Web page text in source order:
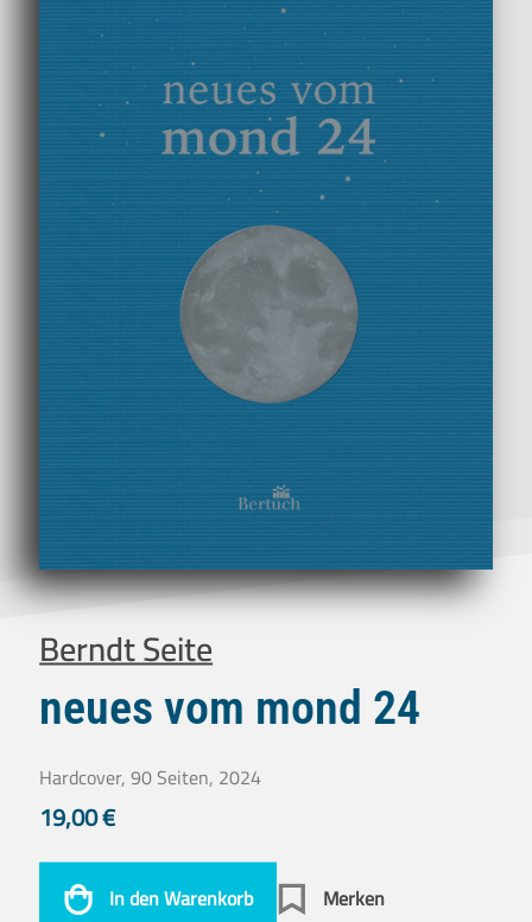
Berndt Seite
neues vom mond 24
Hardcover, 90 Seiten, 2024
19,00€
In den Warenkorb Merken